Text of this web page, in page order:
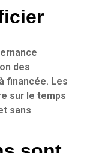
des
financée. Les
sur le temps
sans